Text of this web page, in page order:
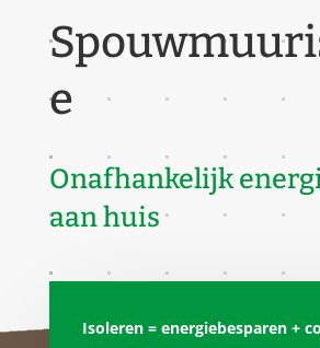
e
Onafhankelijk
aan huis
Isoleren = energiebesparen +